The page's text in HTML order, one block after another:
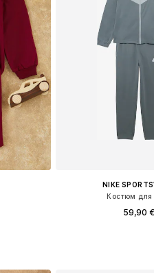
NIKE
Костюм для
59,90 €